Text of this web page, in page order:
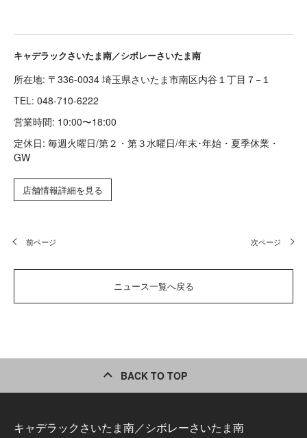
キャデラックさいたま南／シボレーさいたま南
所在地: 〒336-0034 埼玉県さいたま市南区内谷１丁目７−１
TEL: 048-710-6222
営業時間: 10:00〜18:00
定休日: 毎週火曜日/第２・第３水曜日/年末･年始・夏季休業・
GW
店舗情報詳細を見る
前ページ 次ページ
ニュース一覧へ戻る
BACK TO TOP
キャデラックさいたま南／シボレーさいたま南